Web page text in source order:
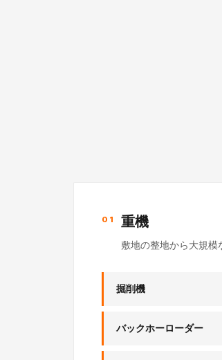
01 重機
敷地の整地から大規模
掘削機
バックホーローダー